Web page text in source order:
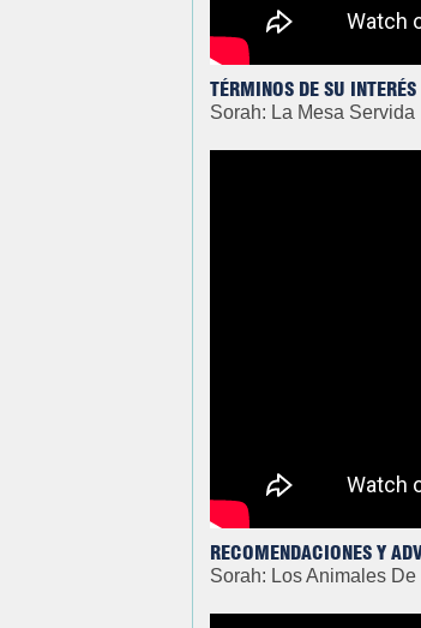
TÉRMINOS DE SU INTERÉS
Sorah: La Mesa Servida
RECOMENDACIONES Y
Sorah: Los Animales